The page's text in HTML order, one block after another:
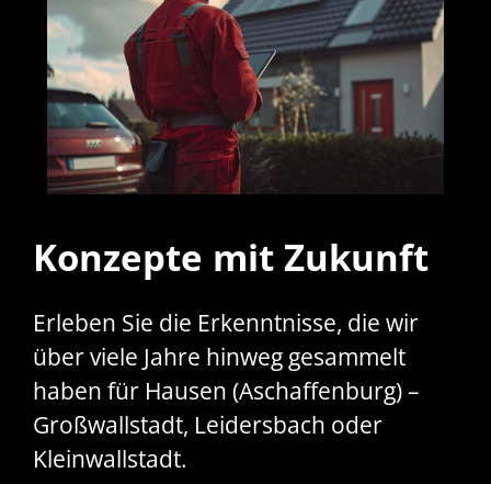
Konzepte mit Zukunft
Erleben Sie die Erkenntnisse, die wir
über viele Jahre hinweg gesammelt
haben für Hausen (Aschaffenburg) –
Großwallstadt, Leidersbach oder
Kleinwallstadt.